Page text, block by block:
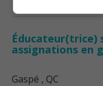
Éducateur(trice)
assignations en
Gaspé , QC